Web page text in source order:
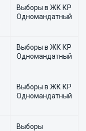
Выборы в ЖК КР
Одномандатный
Выборы в ЖК КР
Одномандатный
Выборы в ЖК КР
Одномандатный
Выборы